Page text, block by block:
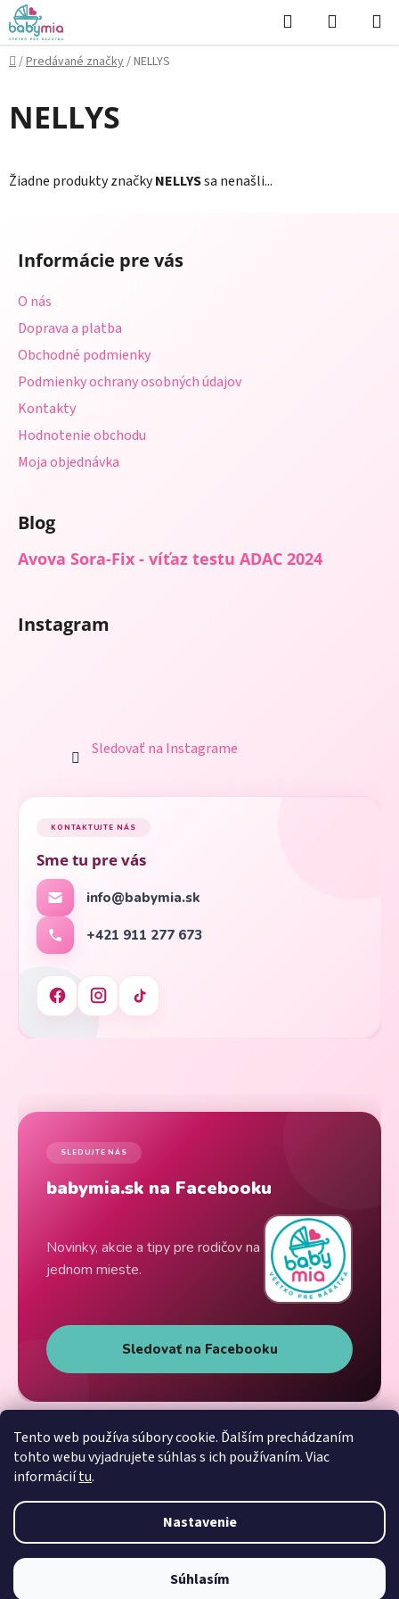
Tento web používa súbory cookie. Ďalším prechádzaním
tohto webu vyjadrujete súhlas s ich používaním. Viac
informáciítu.
Nastavenie
Súhlasím
Prejsť
na
obsah
Hľadať
KOŠÍK
Domov
/Predávané značky/NELLYS
NELLYS
Žiadne produkty značkyNELLYSsa nenašli...
Informácie pre vás
O nás
Doprava a platba
Obchodné podmienky
Podmienky ochrany osobných údajov
Kontakty
Hodnotenie obchodu
Moja objednávka
Blog
Avova Sora-Fix - víťaz testu ADAC 2024
Instagram
Sledovať na Instagrame
KONTAKTUJTE NÁS
Sme tu pre vás
info@babymia.sk
+421 911 277 673
SLEDUJTE NÁS
babymia.sk na Facebooku
Novinky, akcie a tipy pre rodičov na
jednom mieste.
Sledovať na Facebooku
Vytvoril Shoptet